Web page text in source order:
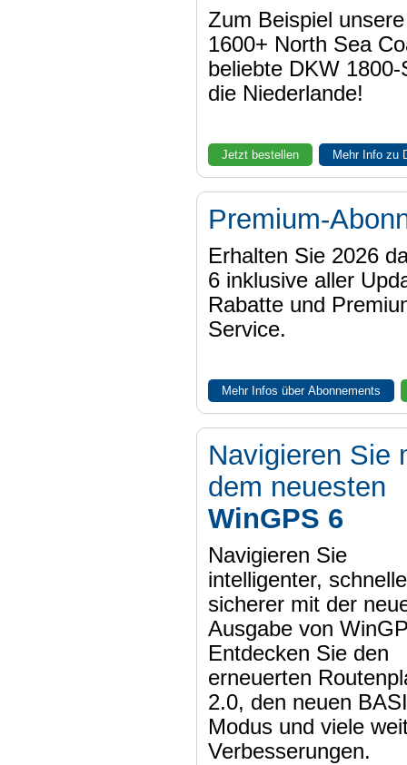
Zum Beispiel
1600+ North Sea
beliebte DKW
die Niederlande!
Jetzt bestellen Mehr Info zu
Premium-
Erhalten Sie 2026
6 inklusive aller
Rabatte und
Service.
Mehr Infos über Abonnements
Navigieren Sie
dem neuesten
WinGPS 6
Navigieren Sie
intelligenter,
sicherer mit der
Ausgabe von
Entdecken Sie den
erneuerten
2.0, den neuen
Modus und viele
Verbesserungen.